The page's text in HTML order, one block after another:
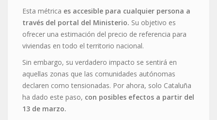
Esta métrica es accesible para cualquier persona a
través del portal del Ministerio. Su objetivo es
ofrecer una estimación del precio de referencia para
viviendas en todo el territorio nacional.
Sin embargo, su verdadero impacto se sentirá en
aquellas zonas que las comunidades autónomas
declaren como tensionadas. Por ahora, solo Cataluña
ha dado este paso, con posibles efectos a partir del
13 de marzo.